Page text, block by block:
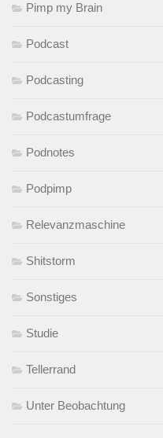
Pimp my Brain
Podcast
Podcasting
Podcastumfrage
Podnotes
Podpimp
Relevanzmaschine
Shitstorm
Sonstiges
Studie
Tellerrand
Unter Beobachtung